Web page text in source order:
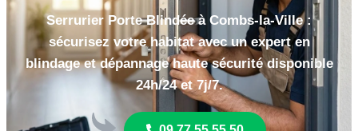
Serrurier Porte Blindée à Combs-la-Ville :
sécurisez votre habitat avec un expert en
blindage et dépannage haute sécurité disponible
24h/24 et 7j/7.